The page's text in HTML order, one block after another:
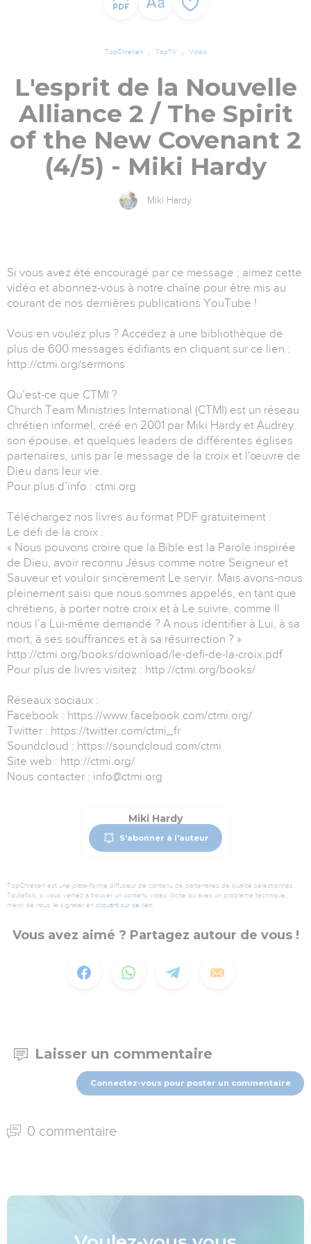
TopChrétien TopTV Vidéo
L'esprit de la Nouvelle
Alliance 2 / The Spirit
of the New Covenant 2
(4/5) - Miki Hardy
Miki Hardy
Si vous avez été encouragé par ce message ; aimez cette
vidéo et abonnez-vous à notre chaîne pour être mis au
courant de nos dernières publications YouTube !
Vous en voulez plus ? Accédez à une bibliothèque de
plus de 600 messages édifiants en cliquant sur ce lien :
http://ctmi.org/sermons
Qu’est-ce que CTMI ?
Church Team Ministries International (CTMI) est un réseau
chrétien informel, créé en 2001 par Miki Hardy et Audrey
son épouse, et quelques leaders de différentes églises
partenaires, unis par le message de la croix et l'œuvre de
Dieu dans leur vie.
Pour plus d’info : ctmi.org
Téléchargez nos livres au format PDF gratuitement :
Le défi de la croix :
« Nous pouvons croire que la Bible est la Parole inspirée
de Dieu, avoir reconnu Jésus comme notre Seigneur et
Sauveur et vouloir sincèrement Le servir. Mais avons-nous
pleinement saisi que nous sommes appelés, en tant que
chrétiens, à porter notre croix et à Le suivre, comme Il
nous l’a Lui-même demandé ? A nous identifier à Lui, à sa
mort, à ses souffrances et à sa résurrection ? »
http://ctmi.org/books/download/le-defi-de-la-croix.pdf
Pour plus de livres visitez : http://ctmi.org/books/
Réseaux sociaux :
Facebook : https://www.facebook.com/ctmi.org/
Twitter : https://twitter.com/ctmi_fr
Soundcloud : https://soundcloud.com/ctmi
Site web : http://ctmi.org/
Nous contacter : info@ctmi.org
Miki Hardy
S'abonner à l'auteur
TopChrétien est une plate-forme diffuseur de contenu de partenaires de qualité sélectionnés.
Toutefois, si vous veniez à trouver un contenu vidéo illicite ou avec un problème technique,
merci de nous le signaler en cliquant sur ce lien.
Vous avez aimé ? Partagez autour de vous !
Laisser un commentaire
Connectez-vous pour poster un commentaire
0 commentaire